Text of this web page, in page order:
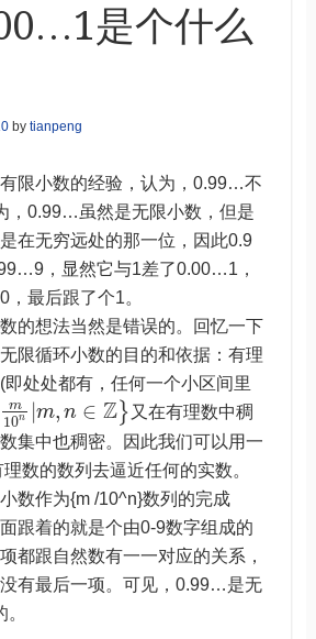
是个什么
by tianpeng
限小数的经验，认为，0.99…不
，0.99…虽然是无限小数，但是
在无穷远处的那一位，因此0.9
，显然它与1差了0.00…1，
最后跟了个1。
的想法当然是错误的。回忆一下
限循环小数的目的和依据：有理
处处都有，任何一个小区间里
m
10n |m, n ∈ Z} 又在有理数中稠
集中也稠密。因此我们可以用一
数的数列去逼近任何的实数。
数作为{m /10^n}数列的完成
跟着的就是个由0-9数字组成的
都跟自然数有一一对应的关系，
有最后一项。可见，0.99…是无